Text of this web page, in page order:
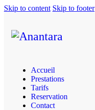
Skip to content Skip to footer
Accueil
Prestations
Tarifs
Reservation
Contact